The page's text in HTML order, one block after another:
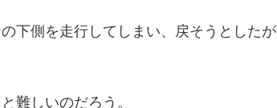
下側を走行してしまい、戻そうとしたが
難しいのだろう。